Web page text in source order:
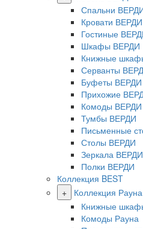
Спальни
Кровати ВЕРДИ
Гостиные
Шкафы ВЕРДИ
Книжные
Серванты
Буфеты ВЕРДИ
Прихожие
Комоды ВЕРДИ
Тумбы ВЕРДИ
Письменные
Столы ВЕРДИ
Зеркала ВЕРДИ
Полки ВЕРДИ
Коллекция BEST
+
Коллекция Рауна
Книжные
Комоды Рауна